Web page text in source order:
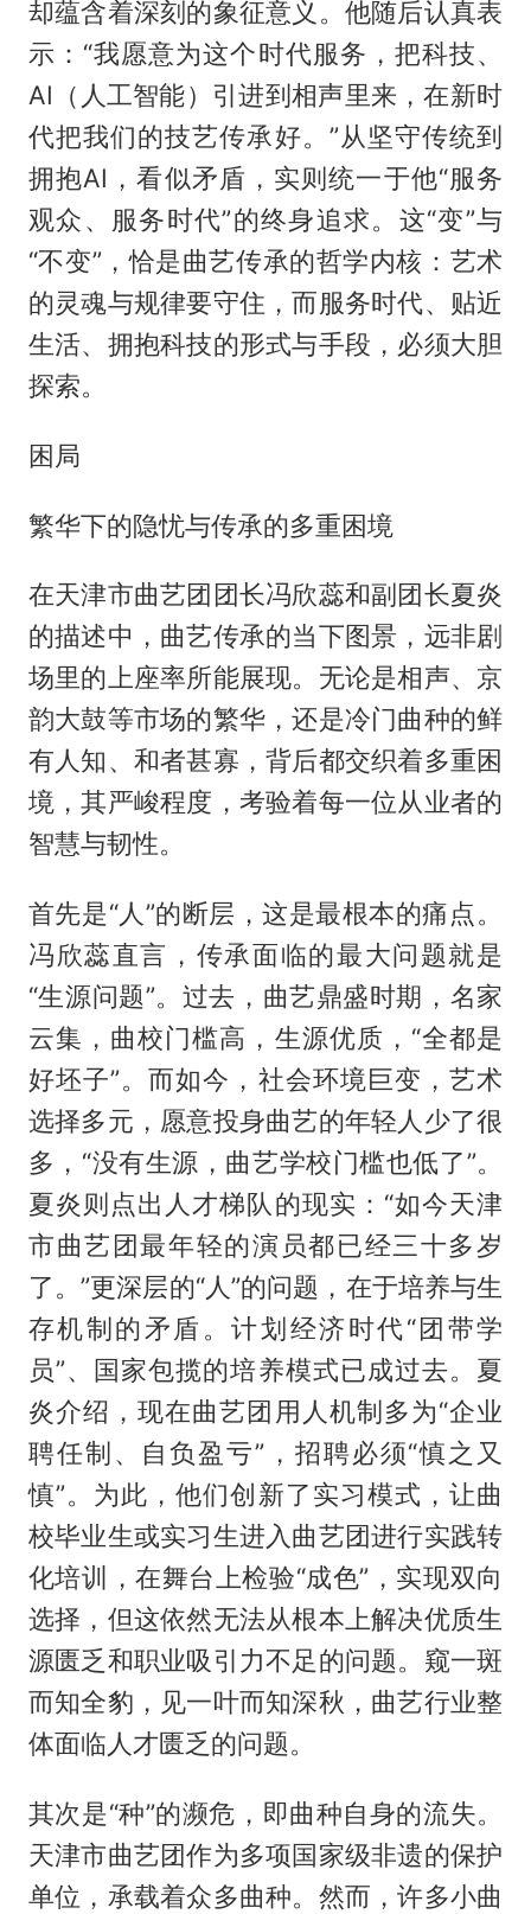
却蕴含着深刻的象征意义。他随后认真表
示：“我愿意为这个时代服务，把科技、
AI（人工智能）引进到相声里来，在新时
代把我们的技艺传承好。”从坚守传统到
拥抱AI，看似矛盾，实则统一于他“服务
观众、服务时代”的终身追求。这“变”与
“不变”，恰是曲艺传承的哲学内核：艺术
的灵魂与规律要守住，而服务时代、贴近
生活、拥抱科技的形式与手段，必须大胆
探索。
困局
繁华下的隐忧与传承的多重困境‌
在天津市曲艺团团长冯欣蕊和副团长夏炎
的描述中，曲艺传承的当下图景，远非剧
场里的上座率所能展现。无论是相声、京
韵大鼓等市场的繁华，还是冷门曲种的鲜
有人知、和者甚寡，背后都交织着多重困
境，其严峻程度，考验着每一位从业者的
智慧与韧性。
首先是“人”的断层，这是最根本的痛点。‌
冯欣蕊直言，传承面临的最大问题就是
“生源问题”。过去，曲艺鼎盛时期，名家
云集，曲校门槛高，生源优质，“全都是
好坯子”。而如今，社会环境巨变，艺术
选择多元，愿意投身曲艺的年轻人少了很
多，“没有生源，曲艺学校门槛也低了”。
夏炎则点出人才梯队的现实：“如今天津
市曲艺团最年轻的演员都已经三十多岁
了。”更深层的“人”的问题，在于培养与生
存机制的矛盾。计划经济时代“团带学
员”、国家包揽的培养模式已成过去。夏
炎介绍，现在曲艺团用人机制多为“企业
聘任制、自负盈亏”，招聘必须“慎之又
慎”。为此，他们创新了实习模式，让曲
校毕业生或实习生进入曲艺团进行实践转
化培训，在舞台上检验“成色”，实现双向
选择，但这依然无法从根本上解决优质生
源匮乏和职业吸引力不足的问题。窥一斑
而知全豹，见一叶而知深秋，曲艺行业整
体面临人才匮乏的问题。
其次是“种”的濒危，即曲种自身的流失。
天津市曲艺团作为多项国家级非遗的保护
单位，承载着众多曲种。然而，许多小曲